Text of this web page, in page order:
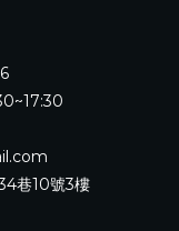
巷10號3樓